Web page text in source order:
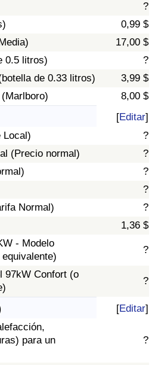
?
0,99 $
17,00 $
0.5 litros)
?
de 0.33 litros)
3,99 $
8,00 $
[Editar]
Local)
?
(Precio normal)
?
?
?
Normal)
?
1,36 $
- Modelo
?
97kW Confort (o
?
[Editar]
para un
?